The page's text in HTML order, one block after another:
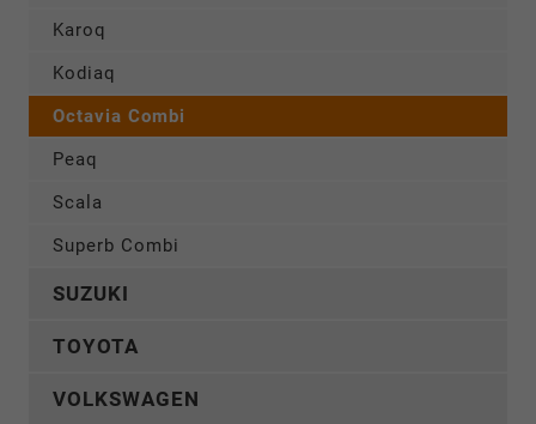
Karoq
Kodiaq
Octavia Combi
Peaq
Scala
Superb Combi
SUZUKI
TOYOTA
VOLKSWAGEN